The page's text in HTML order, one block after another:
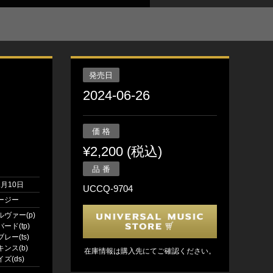
10日
ジー
ヴァー(p)
ード(tp)
レー(ts)
ンス(b)
ズ(ds)
発売日
2024-06-26
価 格
¥2,200 (税込)
品 番
UCCQ-9704
在庫情報は購入先にてご確認ください。